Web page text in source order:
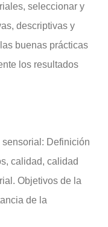
seleccionar y
descriptivas y
buenas prácticas
los resultados
sensorial: Definición
calidad, calidad
Objetivos de la
de la